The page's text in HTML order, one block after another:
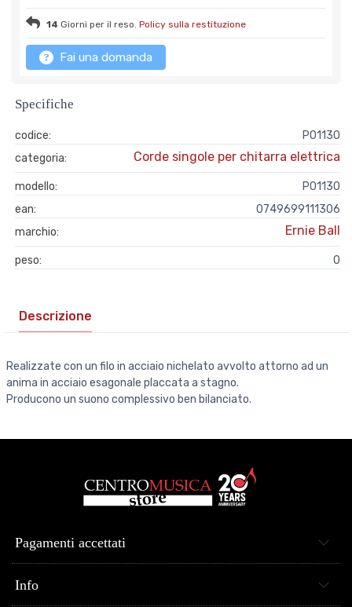
14 Giorni per il reso. Policy sulla restituzione
Fai una domanda
Specifiche
codice:
P01130
categoria:
Corde singole per chitarra elettrica
modello:
P01130
ean:
0749699111306
marchio:
Ernie Ball
peso: 0
Descrizione
Realizzate con un filo in acciaio nichelato avvolto attorno ad un
anima in acciaio esagonale placcata a stagno.
Producono un suono complessivo ben bilanciato.
Pagamenti accettati
Info